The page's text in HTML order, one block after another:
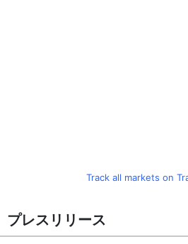
Track all markets on
プレスリリース